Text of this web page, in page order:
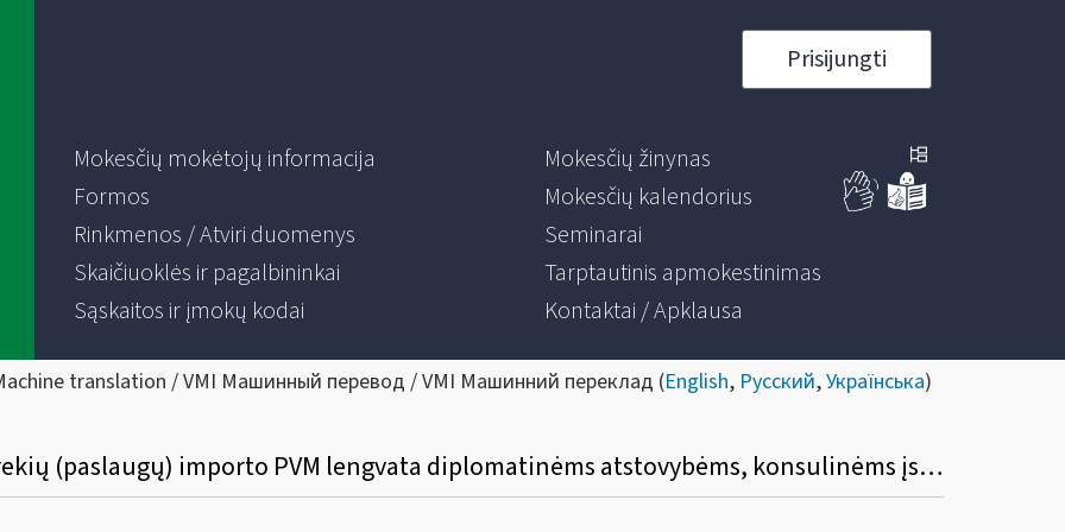
Prisijungti
Mokesčių mokėtojų informacija
Formos
Rinkmenos / Atviri duomenys
Skaičiuoklės ir pagalbininkai
Sąskaitos ir įmokų kodai
Mokesčių žinynas
Mokesčių kalendorius
Seminarai
Tarptautinis apmokestinimas
Kontaktai / Apklausa
translation / VMI Машинный перевод / VMI Машинний переклад (English, Русский,Українська)
Kaip taikoma importuotų į Lietuvą prekių (paslaugų) importo PVM lengvata diplomatinėms atstovybėms, konsulinėms įstaigoms ir tarptautinėms organizacijoms ar jų atstovybėms, taip pat šių atstovybių ir įstaigų nariams ir jų šeimų nariams?